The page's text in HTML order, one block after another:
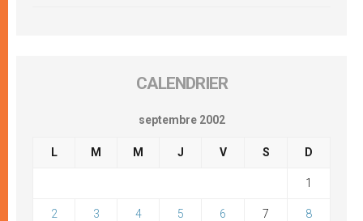
CALENDRIER
septembre 2002
L M M J V S D
1
2 3 4 5 6 7 8